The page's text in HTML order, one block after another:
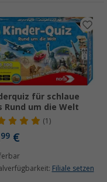
für schlaue
Rund um die Welt
(1)
99 €
Filiale setzen